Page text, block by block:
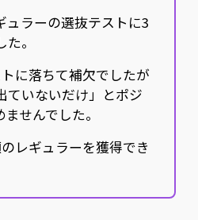
ュラーの選抜テストに3
。
に落ちて補欠でしたが
ていないだけ」とポジ
せんでした。
レギュラーを獲得でき